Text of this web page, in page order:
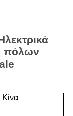
πόλων
Κίνα